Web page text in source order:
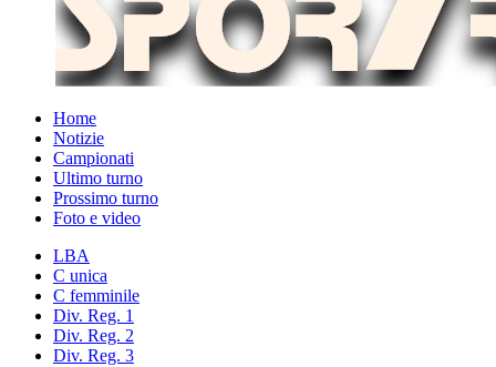
Home
Notizie
Campionati
Ultimo turno
Prossimo turno
Foto e video
LBA
C unica
C femminile
Div. Reg. 1
Div. Reg. 2
Div. Reg. 3